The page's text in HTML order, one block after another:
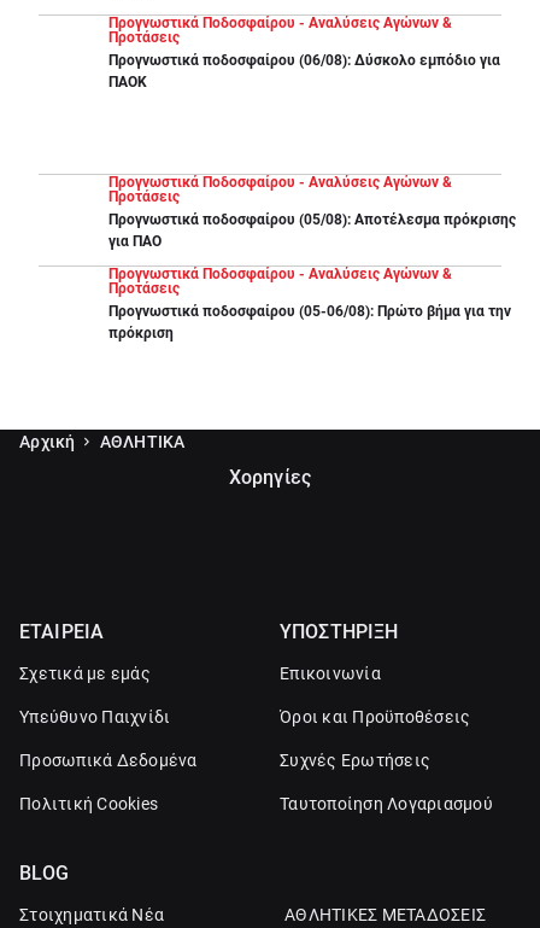
Προγνωστικά Ποδοσφαίρου - Αναλύσεις Αγώνων &
Προτάσεις
Προγνωστικά ποδοσφαίρου (06/08): Δύσκολο εμπόδιο για
ΠΑΟΚ
Προγνωστικά Ποδοσφαίρου - Αναλύσεις Αγώνων &
Προτάσεις
Προγνωστικά ποδοσφαίρου (05/08): Αποτέλεσμα πρόκρισης
για ΠΑΟ
Προγνωστικά Ποδοσφαίρου - Αναλύσεις Αγώνων &
Προτάσεις
Προγνωστικά ποδοσφαίρου (05-06/08): Πρώτο βήμα για την
πρόκριση
Αρχική ΑΘΛΗΤΙΚΑ
Χορηγίες
ΕΤΑΙΡΕΙΑ
Σχετικά με εμάς
Υπεύθυνο Παιχνίδι
Προσωπικά Δεδομένα
Πολιτική Cookies
ΥΠΟΣΤΗΡΙΞΗ
Επικοινωνία
Όροι και Προϋποθέσεις
Συχνές Ερωτήσεις
Ταυτοποίηση Λογαριασμού
BLOG
Στοιχηματικά Νέα ΑΘΛΗΤΙΚΕΣ ΜΕΤΑΔΟΣΕΙΣ